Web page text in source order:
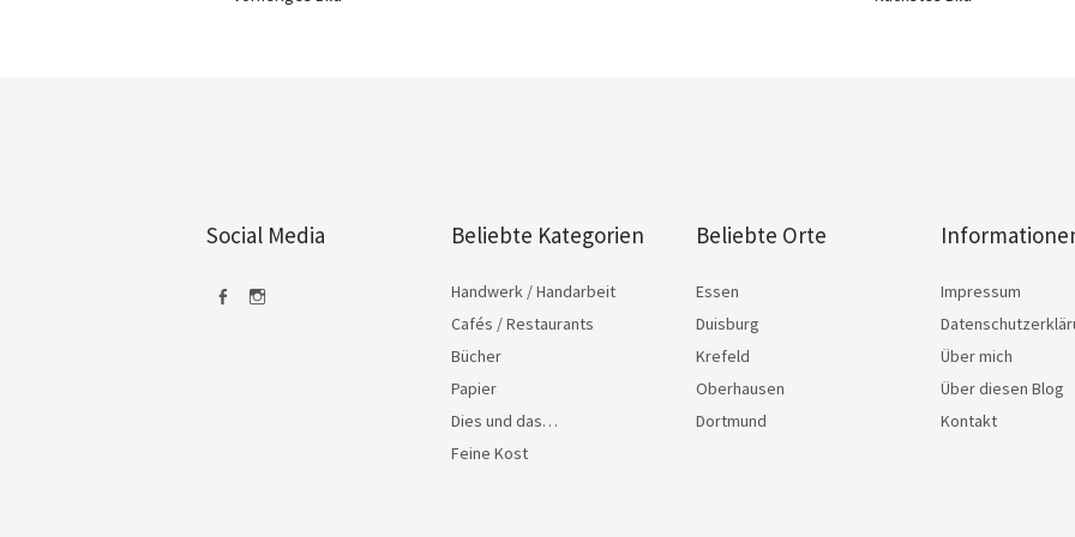
Social Media Beliebte Kategorien
Handwerk / Handarbeit
Cafés / Restaurants
Bücher
Papier
Dies und das…
Feine Kost
Beliebte Orte
Essen
Duisburg
Krefeld
Oberhausen
Dortmund
Impressum
Über mich
Über diesen Blog
Kontakt